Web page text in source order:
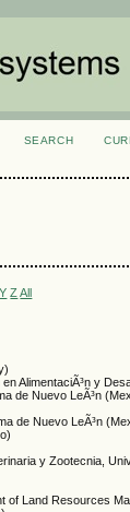
SEARCH
Y Z All
en AlimentaciÃ³n y
de Nuevo LeÃ³n
de Nuevo LeÃ³n
y Zootecnia,
of Land Resources